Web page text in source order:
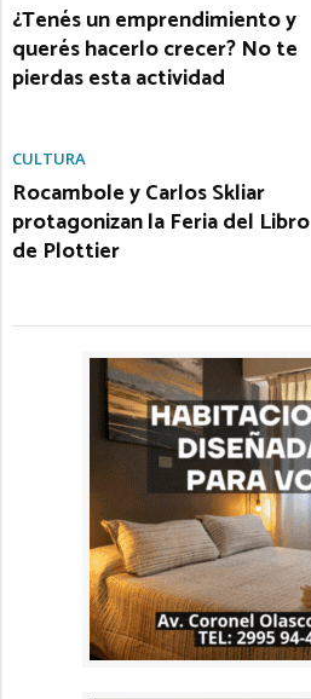
¿Tenés un emprendimiento y
querés hacerlo crecer? No te
pierdas esta actividad
CULTURA
Rocambole y Carlos Skliar
protagonizan la Feria del Libro
de Plottier